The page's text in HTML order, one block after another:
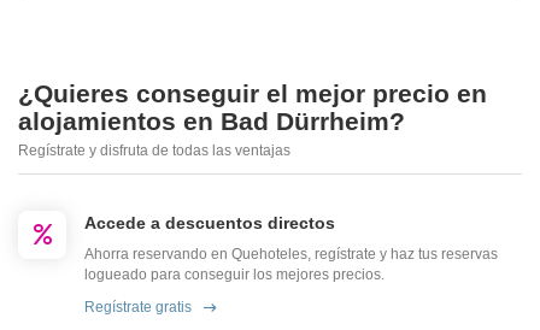
¿Quieres conseguir el mejor precio en
alojamientos en Bad Dürrheim?
Regístrate y disfruta de todas las ventajas
Accede a descuentos directos
Ahorra reservando en Quehoteles, regístrate y haz tus reservas
logueado para conseguir los mejores precios.
Regístrate gratis